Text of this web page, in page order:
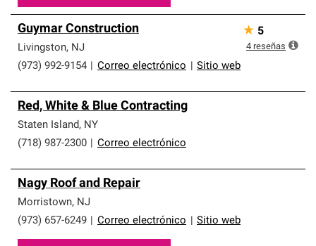
Guymar Construction
Livingston, NJ
(973) 992-9154
Correo electrónico Sitio web
★ 5
4 reseñas
Red, White & Blue Contracting
Staten Island, NY
(718) 987-2300
Correo electrónico
Nagy Roof and Repair
Morristown, NJ
(973) 657-6249
Correo electrónico Sitio web